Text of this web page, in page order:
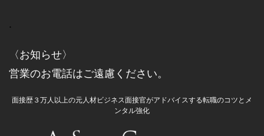
.
〈お知らせ〉
営業のお電話はご遠慮ください。
面接歴３万人以上の元人材ビジネス面接官がアドバイスする転職のコツとメ
ンタル強化